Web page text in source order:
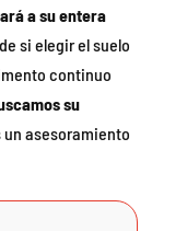
a su entera
si elegir el suelo
continuo
su
asesoramiento